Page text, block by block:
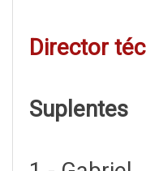
Director
Suplentes